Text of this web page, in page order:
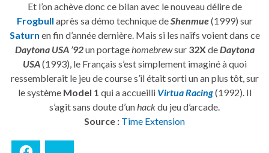
Et l’on achève donc ce bilan avec le nouveau délire de
Frogbull après sa démo technique deShenmue(1999) sur
Saturn en fin d’année dernière. Mais si les naïfs voient dans ce
Daytona USA ’92un portagehomebrewsur 32XdeDaytona
USA(1993), le Français s’est simplement imaginé à quoi
ressemblerait le jeu de course s’il était sorti un an plus tôt, sur
le système Model 1 qui a accueilli Virtua Racing(1992). Il
s’agit sans doute d’unhackdu jeu d’arcade.
Source : Time Extension